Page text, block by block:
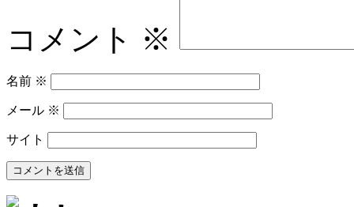
コメント ※
名前 ※
メール ※
サイト